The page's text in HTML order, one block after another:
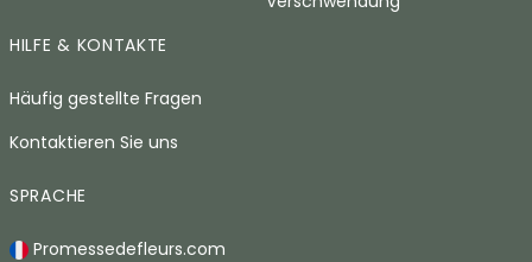
HILFE & KONTAKTE
Häufig gestellte Fragen
Kontaktieren Sie uns
SPRACHE
Promessedefleurs.com